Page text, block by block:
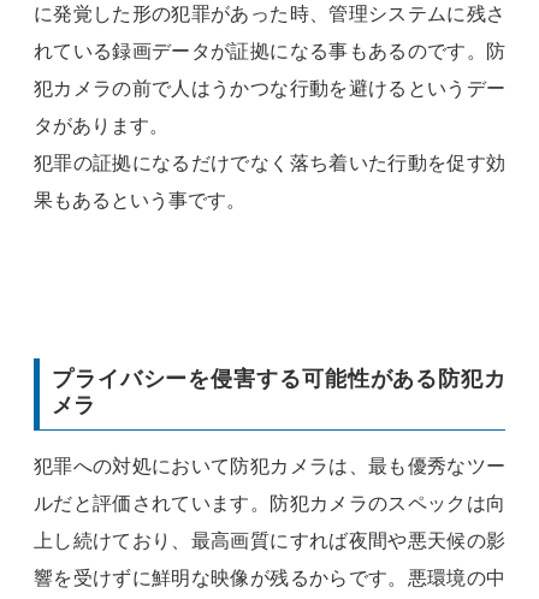
に発覚した形の犯罪があった時、管理システムに残さ
れている録画データが証拠になる事もあるのです。防
犯カメラの前で人はうかつな行動を避けるというデー
タがあります。
犯罪の証拠になるだけでなく落ち着いた行動を促す効
果もあるという事です。
プライバシーを侵害する可能性がある防犯カ
メラ
犯罪への対処において防犯カメラは、最も優秀なツー
ルだと評価されています。防犯カメラのスペックは向
上し続けており、最高画質にすれば夜間や悪天候の影
響を受けずに鮮明な映像が残るからです。悪環境の中